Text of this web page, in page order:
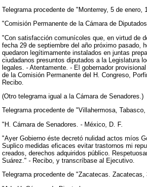
Telegrama procedente de "Monterrey, 5 de enero,
"Comisión Permanente de la Cámara de
"Con satisfacción comunícoles que, en virtud de
fecha 29 de septiembre del año próximo pasado,
quedaron legítimamente instalados en juntas
ciudadanos presuntos diputados a la Legislatura
legales. - Atentamente. - El gobernador
de la Comisión Permanente del H. Congreso,
Recibo.
(Otro telegrama igual a la Cámara de Senadores.)
Telegrama procedente de "Villahermosa,
"H. Cámara de Senadores. - México, D. F.
"Ayer Gobierno éste decretó nulidad actos míos
Suplico medidas eficaces evitar trastornos mi
creados, derechos adquiridos público.
Suárez." - Recibo, y transcríbase al Ejecutivo.
Telegrama procedente de "Zacatecas. Zacatecas,